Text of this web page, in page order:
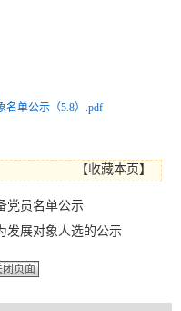
名单公示（5.8）.pdf
【收藏本页 】
党员名单公示
发展对象人选的公示
闭页面